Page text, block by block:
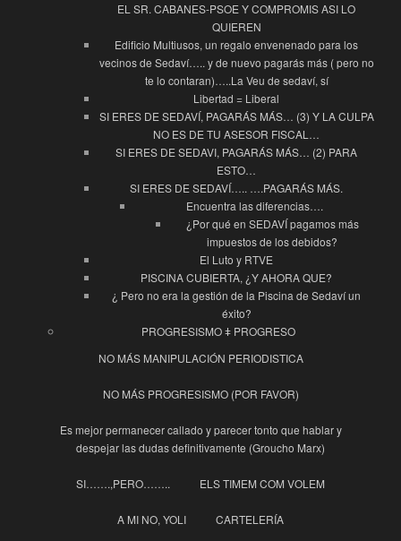
EL SR. CABANES-PSOE Y COMPROMIS ASI LO
QUIEREN
Edificio Multiusos, un regalo envenenado para los
vecinos de Sedaví….. y de nuevo pagarás más ( pero no
te lo contaran)…..La Veu de sedaví, sí
Libertad = Liberal
SI ERES DE SEDAVÍ, PAGARÁS MÁS… (3) Y LA CULPA
NO ES DE TU ASESOR FISCAL…
SI ERES DE SEDAVI, PAGARÁS MÁS… (2) PARA
ESTO…
SI ERES DE SEDAVÍ….. ….PAGARÁS MÁS.
Encuentra las diferencias….
¿Por qué en SEDAVÍ pagamos más
impuestos de los debidos?
El Luto y RTVE
PISCINA CUBIERTA, ¿Y AHORA QUE?
¿ Pero no era la gestión de la Piscina de Sedaví un
éxito?
PROGRESISMO ǂ PROGRESO
NO MÁS MANIPULACIÓN PERIODISTICA
NO MÁS PROGRESISMO (POR FAVOR)
Es mejor permanecer callado y parecer tonto que hablar y
despejar las dudas definitivamente (Groucho Marx)
SI…….,PERO…….. ELS TIMEM COM VOLEM
A MI NO, YOLI CARTELERÍA